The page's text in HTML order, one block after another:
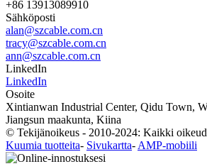
+86 13913089910
Sähköposti
alan@szcable.com.cn
tracy@szcable.com.cn
ann@szcable.com.cn
LinkedIn
LinkedIn
Osoite
Xintianwan Industrial Center, Qidu Town,
Jiangsun maakunta, Kiina
© Tekijänoikeus - 2010-2024: Kaikki
Kuumia tuotteita- Sivukartta-AMP-mobiili